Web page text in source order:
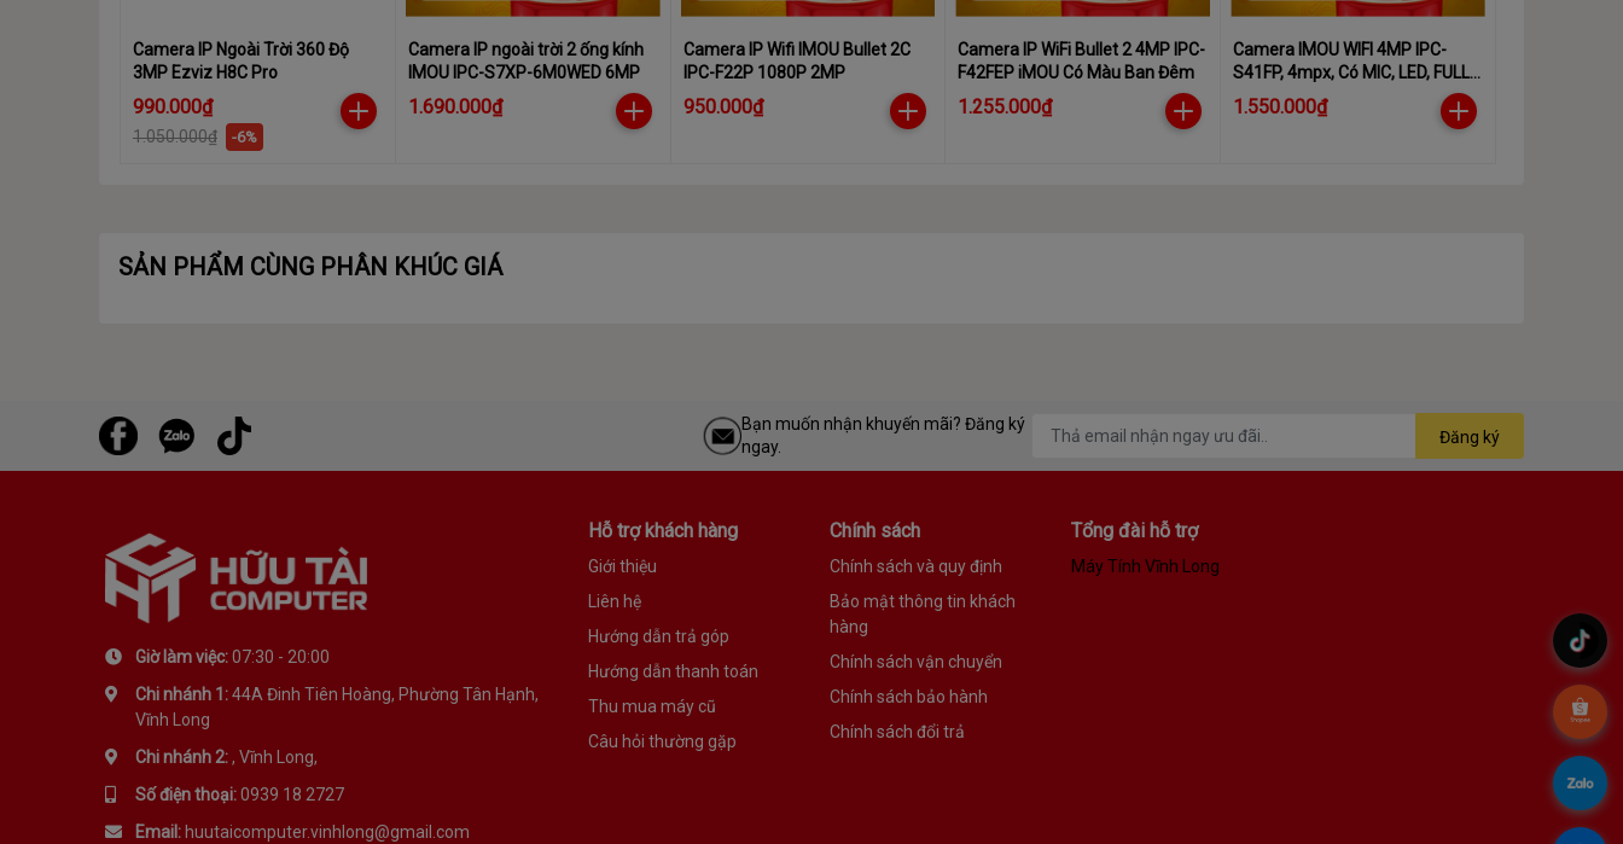
Camera IP Ngoài Trời 360 Độ
3MP Ezviz H8C Pro
990.000₫
1.050.000₫ -6%
Camera IP ngoài trời 2 ống kính
IMOU IPC-S7XP-6M0WED 6MP
1.690.000₫
Camera IP Wifi IMOU Bullet 2C
IPC-F22P 1080P 2MP
950.000₫
Camera IP WiFi Bullet 2 4MP IPC-
F42FEP iMOU Có Màu Ban Đêm
1.255.000₫
Camera IMOU WIFI 4MP IPC-
S41FP, 4mpx, Có MIC, LED, FULL
COLOR
1.550.000₫
SẢN PHẨM CÙNG PHÂN KHÚC GIÁ
Bạn muốn nhận khuyến mãi? Đăng ký
ngay.
Đăng ký
Giờ làm việc:07:30 - 20:00
Chi nhánh 1:44A Đinh Tiên Hoàng, Phường Tân Hạnh,
Vĩnh Long
Chi nhánh 2:, Vĩnh Long,
Số điện thoại:0939 18 2727
Email: huutaicomputer.vinhlong@gmail.com
Hỗ trợ khách hàng
Giới thiệu
Liên hệ
Hướng dẫn trả góp
Hướng dẫn thanh toán
Thu mua máy cũ
Câu hỏi thường gặp
Chính sách
Chính sách và quy định
Bảo mật thông tin khách
hàng
Chính sách vận chuyển
Chính sách bảo hành
Chính sách đổi trả
Tổng đài hỗ trợ
Máy Tính Vĩnh Long
.
.
.